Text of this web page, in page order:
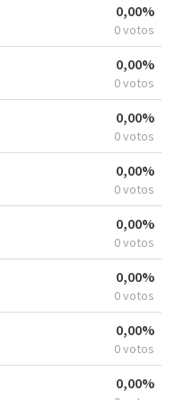
0,00%
0 votos
0,00%
0 votos
0,00%
0 votos
0,00%
0 votos
0,00%
0 votos
0,00%
0 votos
0,00%
0 votos
0,00%